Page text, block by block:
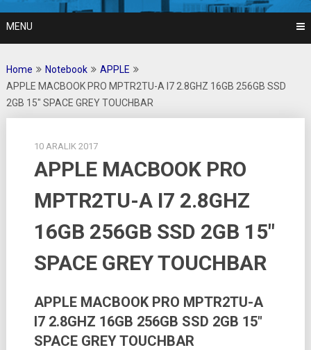
MENU
Home Notebook
APPLE
APPLE MACBOOK PRO MPTR2TU-A I7 2.8GHZ 16GB 256GB SSD
2GB 15″ SPACE GREY TOUCHBAR
10 ARALIK 2017
APPLE MACBOOK PRO
MPTR2TU-A I7 2.8GHZ
16GB 256GB SSD 2GB 15″
SPACE GREY TOUCHBAR
APPLE MACBOOK PRO MPTR2TU-A
I7 2.8GHZ 16GB 256GB SSD 2GB 15″
SPACE GREY TOUCHBAR